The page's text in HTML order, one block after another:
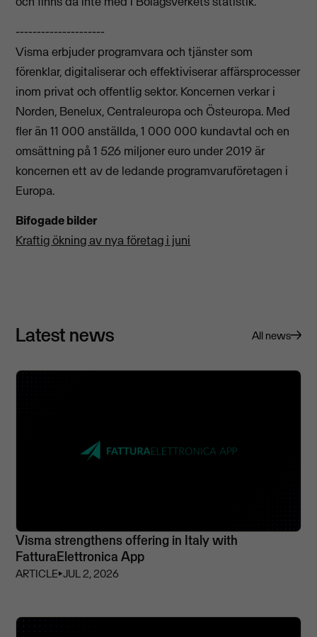
---------------------
Visma erbjuder programvara och tjänster som
förenklar, digitaliserar och effektiviserar affärsprocesser
inom privat och offentlig sektor. Koncernen verkar i
Norden, Benelux, Centraleuropa och Östeuropa. Med
fler än 11 000 anställda, 1 000 000 kundavtal och en
omsättning på 1 526 miljoner euro under 2019 är
koncernen ett av de ledande programvaruföretagen i
Europa.
Bifogade bilder
Kraftig ökning av nya företag i juni
Latest news All news
Visma strengthens offering in Italy with
FatturaElettronica App
ARTICLE⏵JUL 2, 2026